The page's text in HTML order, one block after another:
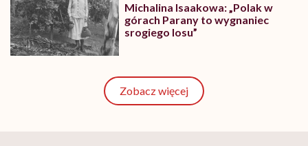
Michalina Isaakowa: „Polak w
górach Parany to wygnaniec
srogiego losu”
Zobacz więcej